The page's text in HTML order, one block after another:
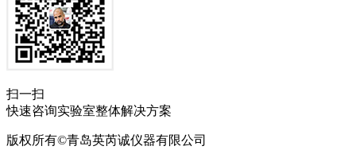
扫一扫
快速咨询实验室整体解决方案
版权所有©青岛英芮诚仪器有限公司